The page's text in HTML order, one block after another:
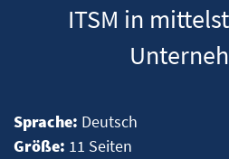
ITSM in
Sprache: Deutsch
Größe: 11 Seiten